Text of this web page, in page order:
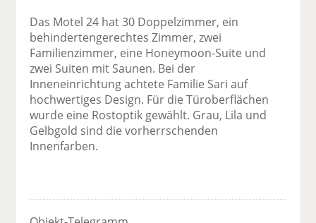
Das Motel 24 hat 30 Doppelzimmer, ein
behindertengerechtes Zimmer, zwei
Familienzimmer, eine Honeymoon-Suite und
zwei Suiten mit Saunen. Bei der
Inneneinrichtung achtete Familie Sari auf
hochwertiges Design. Für die Türoberflächen
wurde eine Rostoptik gewählt. Grau, Lila und
Gelbgold sind die vorherrschenden
Innenfarben.